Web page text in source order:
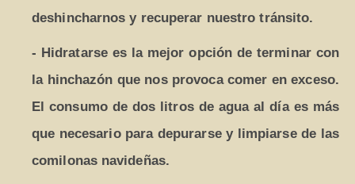
deshincharnos y recuperar nuestro tránsito.
- Hidratarse es la mejor opción de terminar con
la hinchazón que nos provoca comer en exceso.
El consumo de dos litros de agua al día es más
que necesario para depurarse y limpiarse de las
comilonas navideñas.